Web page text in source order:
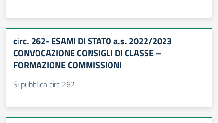
circ. 262- ESAMI DI STATO a.s. 2022/2023
CONVOCAZIONE CONSIGLI DI CLASSE –
FORMAZIONE COMMISSIONI
Si pubblica circ 262